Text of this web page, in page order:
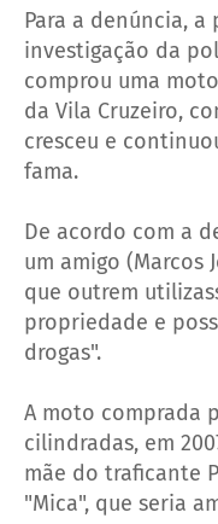
Para a denúncia,
investigação da
comprou uma
da Vila Cruzeiro,
cresceu e
fama.
De acordo com a
um amigo (Marcos
que outrem
propriedade e
drogas".
A moto comprada
cilindradas, em
mãe do traficante
"Mica", que seria